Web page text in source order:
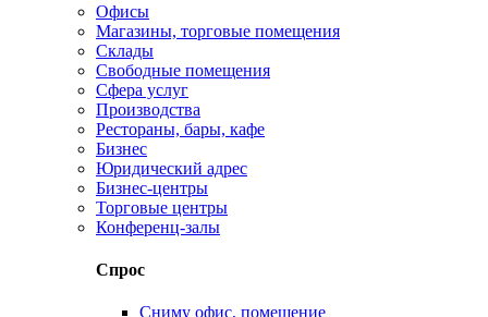
Офисы
Магазины, торговые помещения
Склады
Свободные помещения
Сфера услуг
Производства
Рестораны, бары, кафе
Бизнес
Юридический адрес
Бизнес-центры
Торговые центры
Конференц-залы
Спрос
Сниму офис, помещение